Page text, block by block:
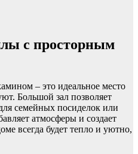
с просторным
– это идеальное место
Большой зал позволяет
семейных посиделок или
атмосферы и создает
всегда будет тепло и уютно,